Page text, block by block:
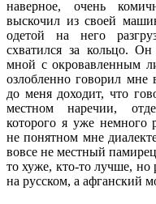
наверное, очень
выскочил из своей
одетой на него
схватился за кольцо. Он
мной с окровавленным
озлобленно говорил мне
до меня доходит, что
местном наречии,
которого я уже немного
не понятном мне
вовсе не местный
то хуже, кто-то лучше, но
на русском, а афганский